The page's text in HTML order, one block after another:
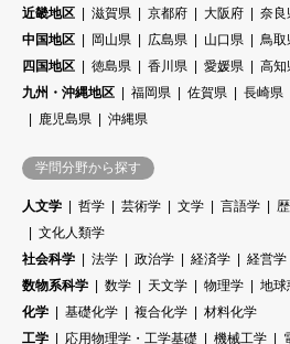
近畿地区
滋賀県 京都府 大阪府 奈良
中国地区
岡山県 広島県 山口県 鳥取
四国地区
徳島県 香川県 愛媛県
高知
九州・沖縄地区
福岡県 佐賀県 長崎県
鹿児島県
沖縄県
学問分野から探す
人文学 哲学 芸術学 文学 言語学
文化人類学
社会科学
法学 政治学 経済学 経営学
数物系科学
数学 天文学 物理学 地球
化学
基礎化学 複合化学
材料化学
工学
応用物理学・工学基礎 機械工学